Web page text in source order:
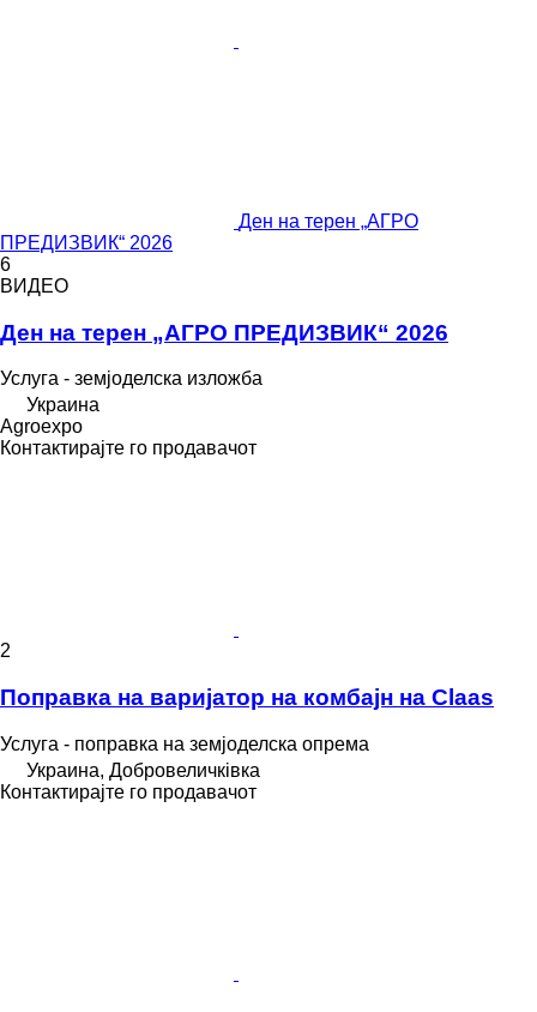
Ден на терен „АГРО
ПРЕДИЗВИК“ 2026
6
ВИДЕО
Ден на терен „АГРО ПРЕДИЗВИК“ 2026
Услуга - земјоделска изложба
Украина
Agroexpo
Контактирајте го продавачот
2
Поправка на варијатор на комбајн на Claas
Услуга - поправка на земјоделска опрема
Украина, Добровеличківка
Контактирајте го продавачот